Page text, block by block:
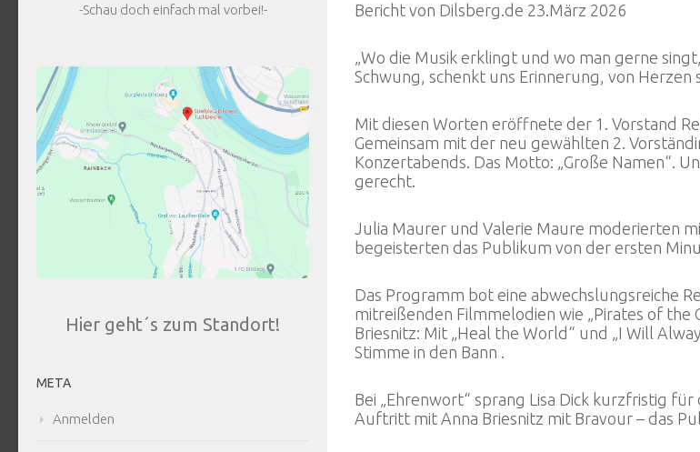
Bericht von Dilsberg.de 23.März 2026
„Wo die Musik erklingt und wo man gerne
Schwung, schenkt uns Erinnerung, von Herzen
Mit diesen Worten eröffnete der 1. Vorstand
Gemeinsam mit der neu gewählten 2.
Konzertabends. Das Motto: „Große Namen“.
gerecht.
Julia Maurer und Valerie Maure moderierten
begeisterten das Publikum von der ersten
Das Programm bot eine abwechslungsreiche
mitreißenden Filmmelodien wie „Pirates of
Briesnitz: Mit „Heal the World“ und „I Will
Stimme in den Bann .
Bei „Ehrenwort“ sprang Lisa Dick kurzfristig
Auftritt mit Anna Briesnitz mit Bravour – das
-Schau doch einfach mal vorbei!-
Hier geht´s zum Standort!
META
Anmelden